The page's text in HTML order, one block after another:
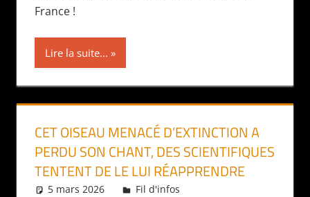
France !
Lire la suite...
CET OISEAU MENACÉ D’EXTINCTION A
PERDU SON CHANT, DES SCIENTIFIQUES
TENTENT DE LE LUI RÉAPPRENDRE
5 mars 2026 Daniel
Fil d'infos